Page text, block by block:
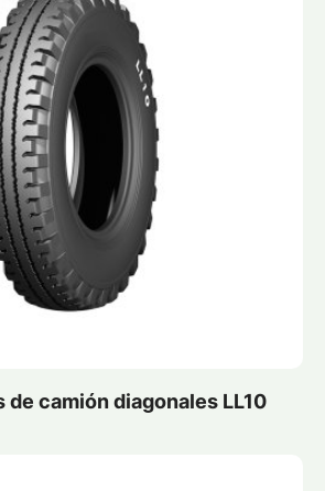
de camión diagonales LL10